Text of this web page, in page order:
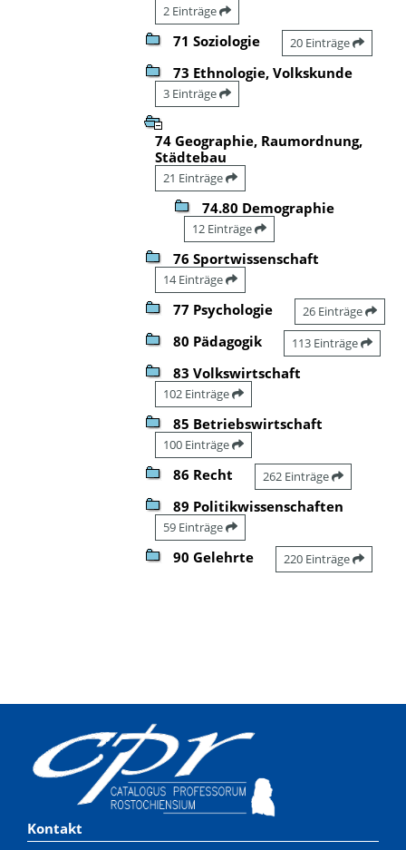
2 Einträge
71 Soziologie 20 Einträge
73 Ethnologie, Volkskunde
3 Einträge
74 Geographie, Raumordnung,
Städtebau
21 Einträge
74.80 Demographie
12 Einträge
76 Sportwissenschaft
14 Einträge
77 Psychologie 26 Einträge
80 Pädagogik 113 Einträge
83 Volkswirtschaft
102 Einträge
85 Betriebswirtschaft
100 Einträge
86 Recht 262 Einträge
89 Politikwissenschaften
59 Einträge
90 Gelehrte 220 Einträge
Kontakt